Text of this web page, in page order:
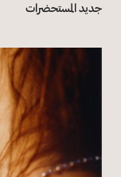
جديد المستحضرات